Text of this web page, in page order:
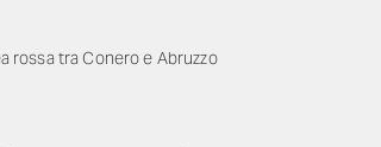
rossa tra Conero e Abruzzo